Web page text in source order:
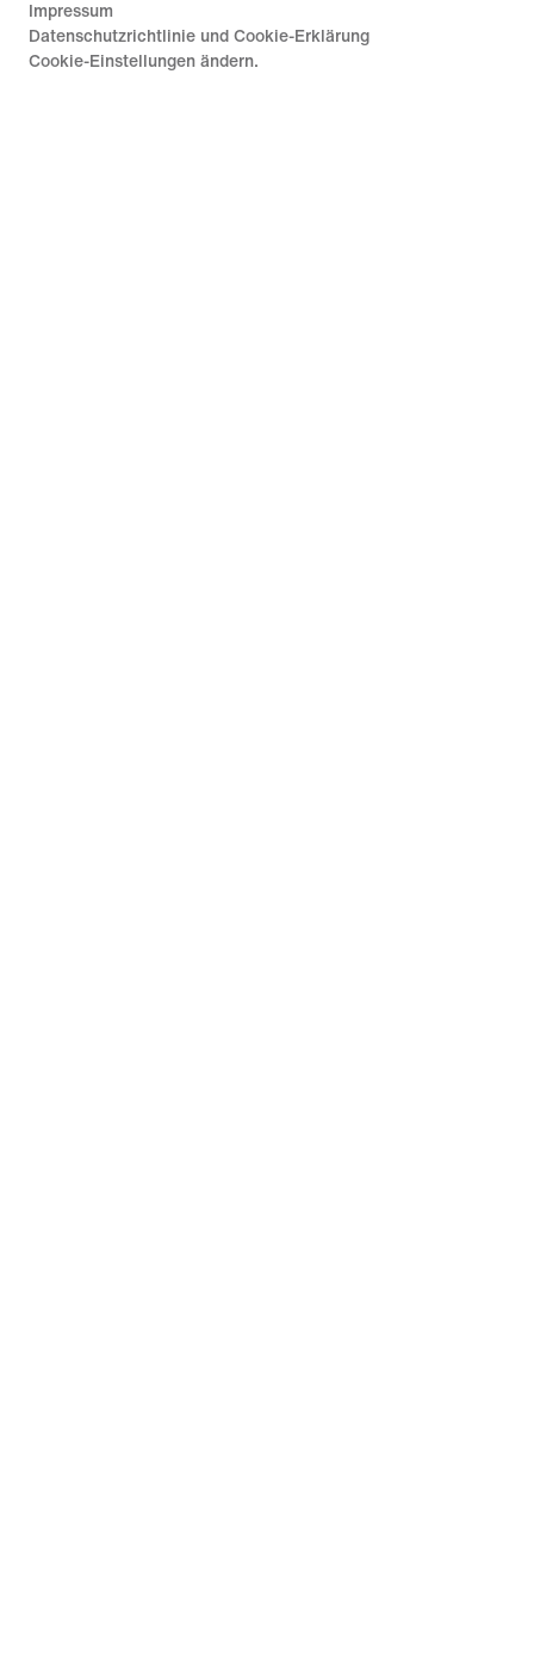
Impressum
Datenschutzrichtlinie und Cookie-Erklärung
Cookie-Einstellungen ändern.